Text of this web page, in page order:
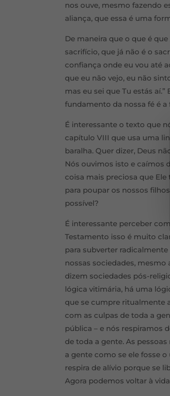
nos ouve, mesmo fazendo
aliança, que essa é uma
De maneira que o que é
sacrifício, que já não é o
confiança onde eu vou até
que eu não vejo, eu não
mas eu sei que Tu estás
fundamento da nossa fé é a
É interessante o texto que
capítulo VIII que usa uma
baralha. Quer dizer, Deus
Nós ouvimos isto e caímos
coisa mais preciosa que
para poupar os nossos
possível?
É interessante perceber
Testamento isso é muito
para subverter
nossas sociedades, mesmo
dizem sociedades pós-
lógica vitimária, há uma
que se cumpre ritualmente
com as culpas de toda a
pública – e nós respiramos
de toda a gente. As
a gente como se ele fosse
respira de alívio porque se
Agora podemos voltar à